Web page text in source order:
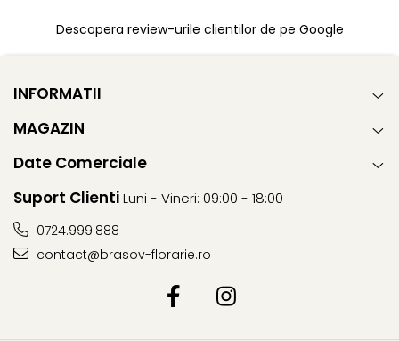
Descopera review-urile clientilor de pe Google
INFORMATII
MAGAZIN
Date Comerciale
Suport ClientiLuni - Vineri: 09:00 - 18:00
0724.999.888
contact@brasov-florarie.ro